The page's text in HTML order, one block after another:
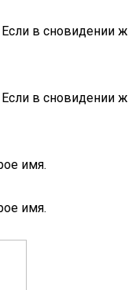
в сновидении
в сновидении
имя.
имя.